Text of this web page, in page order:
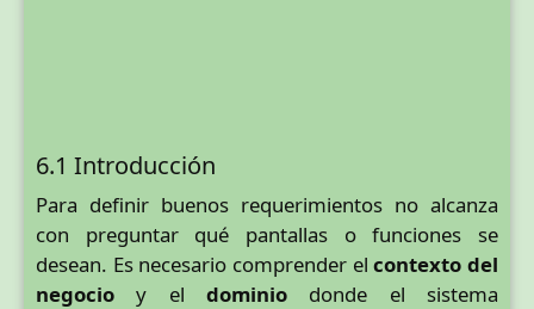
6.1 Introducción
Para definir buenos requerimientos no alcanza
con preguntar qué pantallas o funciones se
desean. Es necesario comprender elcontexto del
negocio y el dominio donde el sistema